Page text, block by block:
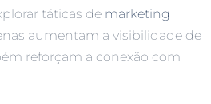
táticas de marketing
aumentam a visibilidade de
reforçam a conexão com